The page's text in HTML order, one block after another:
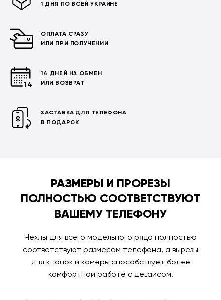
1 ДНЯ ПО ВСЕЙ УКРАИНЕ
ОПЛАТА СРАЗУ
ИЛИ ПРИ ПОЛУЧЕНИИ
14 ДНЕЙ НА ОБМЕН
ИЛИ ВОЗВРАТ
ЗАСТАВКА ДЛЯ ТЕЛЕФОНА
В ПОДАРОК
РАЗМЕРЫ И ПРОРЕЗЫ
ПОЛНОСТЬЮ СООТВЕТСТВУЮТ
ВАШЕМУ ТЕЛЕФОНУ
Чехлы для всего модельного ряда полностью
соответствуют размерам телефона, а вырезы
для кнопок и камеры способствует более
комфортной работе с девайсом.